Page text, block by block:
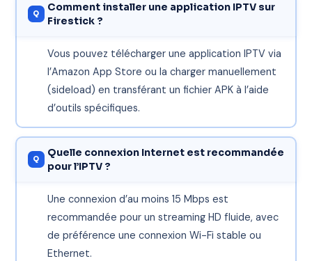
Comment installer une application IPTV sur
Firestick ?
Vous pouvez télécharger une application IPTV via
l’Amazon App Store ou la charger manuellement
(sideload) en transférant un fichier APK à l’aide
d’outils spécifiques.
Quelle connexion Internet est recommandée
pour l’IPTV ?
Une connexion d’au moins 15 Mbps est
recommandée pour un streaming HD fluide, avec
de préférence une connexion Wi-Fi stable ou
Ethernet.